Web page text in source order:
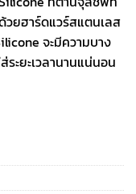
ยฮาร์ดแวร์สแตนเลส
จะมีความบาง
ระยะเวลานานแน่นอน